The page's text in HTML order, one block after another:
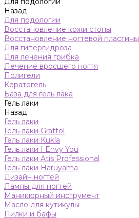
Назад
Для подологии
Восстановление кожи стопы
Восстановление ногтевой пластины
Для гипергидроза
Для лечения грибка
Лечение вросшего ногтя
Полигели
Кератогель
База для гель лака
Гель лаки
Назад
Гель лаки
Гель лаки Grattol
Гель лаки Kukla
Гель лаки I Envy You
Гель лаки Atis Professional
Гель лаки Haruyama
Дизайн ногтей
Лампы для ногтей
Маникюрный инструмент
Масло для кутикулы
Пилки и бафы